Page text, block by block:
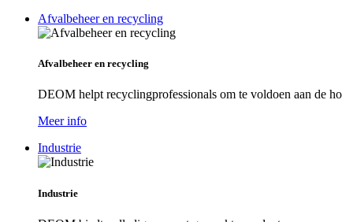
Afvalbeheer en recycling
Afvalbeheer en recycling
DEOM helpt recyclingprofessionals om te voldoen aan de
Meer info
Industrie
Industrie